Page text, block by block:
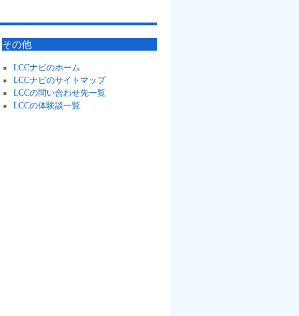
その他
LCCナビのホーム
LCCナビのサイトマップ
LCCの問い合わせ先一覧
LCCの体験談一覧